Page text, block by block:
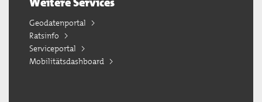
Geodatenportal
Ratsinfo
Serviceportal
Mobilitätsdashboard